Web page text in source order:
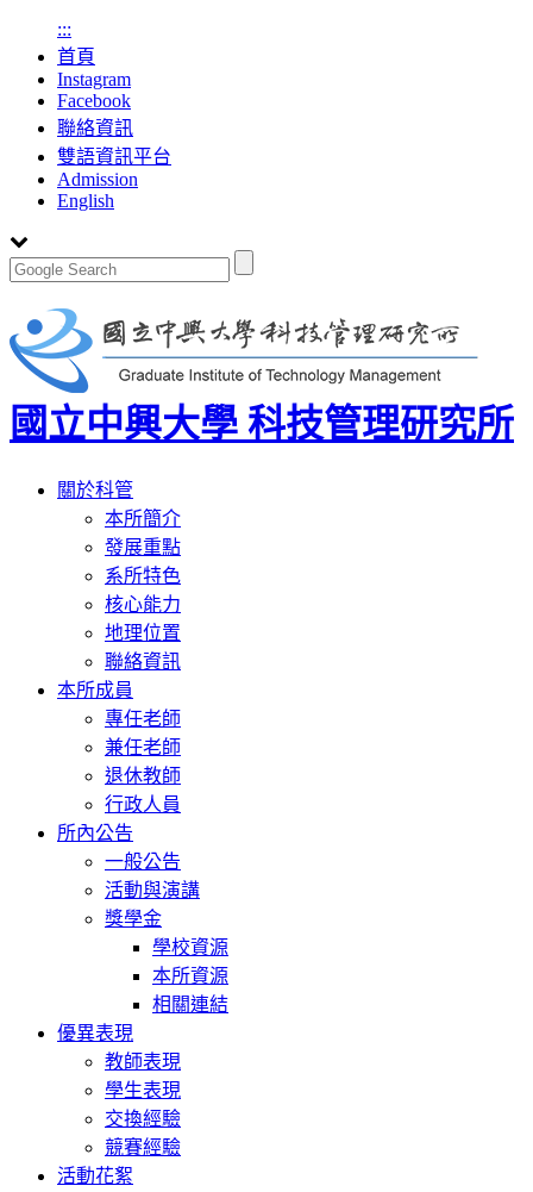
:::
首頁
Instagram
Facebook
聯絡資訊
雙語資訊平台
Admission
English
國立中興大學 科技管理研究所
Toggle
navigation
關於科管
本所簡介
發展重點
系所特色
核心能力
地理位置
聯絡資訊
本所成員
專任老師
兼任老師
退休教師
行政人員
所內公告
一般公告
活動與演講
獎學金
學校資源
本所資源
相關連結
優異表現
教師表現
學生表現
交換經驗
競賽經驗
活動花絮